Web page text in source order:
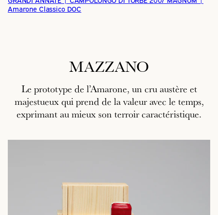
Amarone Classico DOC
MAZZANO
Le prototype de l’Amarone, un cru austère et
majestueux qui prend de la valeur avec le temps,
exprimant au mieux son terroir caractéristique.